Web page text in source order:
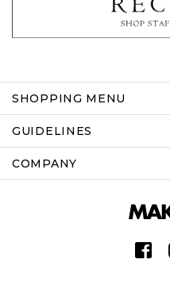
SHOPPING MENU
GUIDELINES
COMPANY